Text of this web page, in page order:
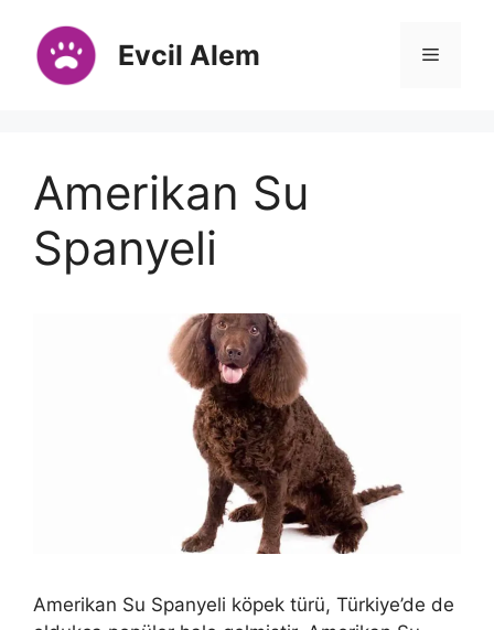
Evcil Alem Menü
Amerikan Su
Spanyeli
Amerikan Su Spanyeli köpek türü, Türkiye’de de